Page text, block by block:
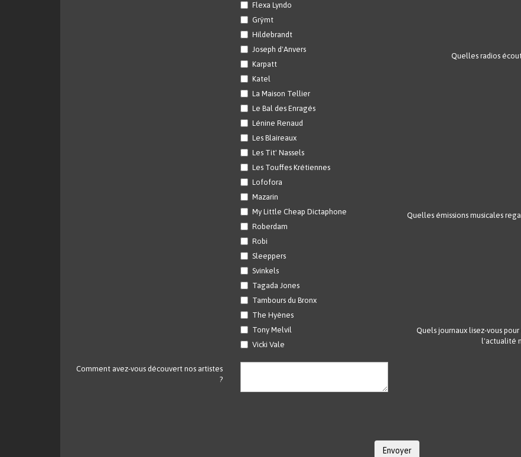
Flexa Lyndo
Grÿmt
Hildebrandt
Joseph d'Anvers
Karpatt
Katel
La Maison Tellier
Le Bal des Enragés
Lénine Renaud
Les Blaireaux
Les Tit' Nassels
Les Touffes Krétiennes
Lofofora
Mazarin
My Little Cheap Dictaphone
Roberdam
Robi
Sleeppers
Svinkels
Tagada Jones
Tambours du Bronx
The Hyènes
Tony Melvil
Vicki Vale
Comment avez-vous découvert nos artistes
?
Quelles radios
Quelles émissions musicales
Quels journaux lisez-vous
l'actualité
Envoyer